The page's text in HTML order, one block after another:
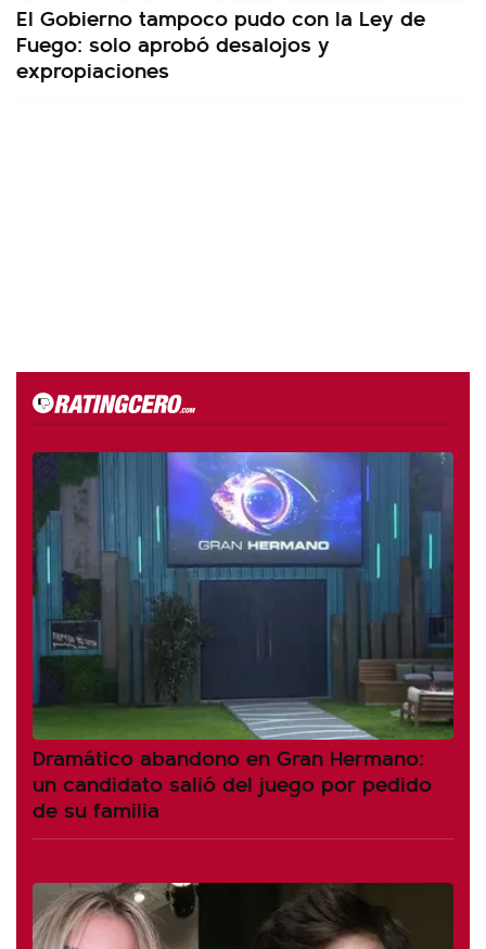
El Gobierno tampoco pudo con la Ley de
Fuego: solo aprobó desalojos y
expropiaciones
Dramático abandono en Gran Hermano:
un candidato salió del juego por pedido
de su familia